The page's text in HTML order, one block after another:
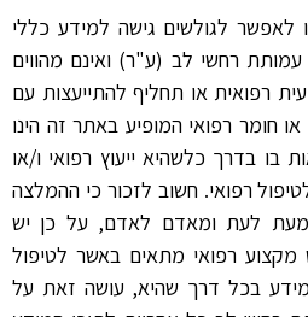
לאפשר לגולשים גישה למידע כללי
עמותת רחשי לב (ע"ר) ואינם מהווים
רפואית או תחליף להתייעצות עם
חומר רפואי המופיע באתר זה הינו
בו בדרך כלשהיא ייעוץ רפואי ו/או
רפואי. חשוב לזכור כי ההמלצה
מעת לעת ומאדם לאדם, על כן יש
מקצוע רפואי מתאים באשר לטיפול
בכל דרך שהיא, עושה זאת על